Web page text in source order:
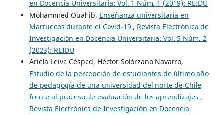
en Docencia Universitaria: Vol. 1 Núm. 1 (2019): REIDU
Mohammed Ouahib, Enseñanza universitaria en
Marruecos durante el Covid-19 , Revista Electrónica de
Investigación en Docencia Universitaria: Vol. 5 Núm. 2
(2023): REIDU
Ariela Leiva Césped, Héctor Solórzano Navarro,
Estudio de la percepción de estudiantes de último año
de pedagogía de una universidad del norte de Chile
frente al proceso de evaluación de los aprendizajes ,
Revista Electrónica de Investigación en Docencia